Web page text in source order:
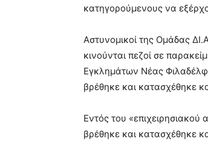
κατηγορούμενους να
Αστυνομικοί της Ομάδας
κινούνται πεζοί σε
Εγκλημάτων Νέας
βρέθηκε και κατασχέθηκε
Εντός του
βρέθηκε και κατασχέθηκε